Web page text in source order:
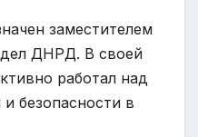
заместителем
ДНРД. В своей
работал над
безопасности в